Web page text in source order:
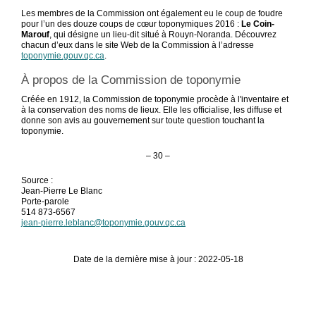
Les membres de la Commission ont également eu le coup de foudre
pour l’un des douze coups de cœur toponymiques 2016 : Le Coin-
Marouf, qui désigne un lieu-dit situé à Rouyn-Noranda. Découvrez
chacun d’eux dans le site Web de la Commission à l’adresse
toponymie.gouv.qc.ca.
À propos de la Commission de toponymie
Créée en 1912, la Commission de toponymie procède à l'inventaire et
à la conservation des noms de lieux. Elle les officialise, les diffuse et
donne son avis au gouvernement sur toute question touchant la
toponymie.
– 30 –
Source :
Jean-Pierre Le Blanc
Porte-parole
514 873-6567
jean-pierre.leblanc@toponymie.gouv.qc.ca
Date de la dernière mise à jour : 2022-05-18